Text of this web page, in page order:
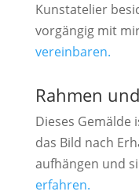
Kunstatelier
vorgängig mit
vereinbaren.
Rahmen
Dieses Gemälde
das Bild nach
aufhängen und
erfahren.